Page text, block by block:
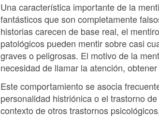
Una característica importante de la
fantásticos que son completamente
historias carecen de base real, el
patológicos pueden mentir sobre casi
graves o peligrosas. El motivo de la
necesidad de llamar la atención,
Este comportamiento se asocia
personalidad histriónica o el trastorno
contexto de otros trastornos